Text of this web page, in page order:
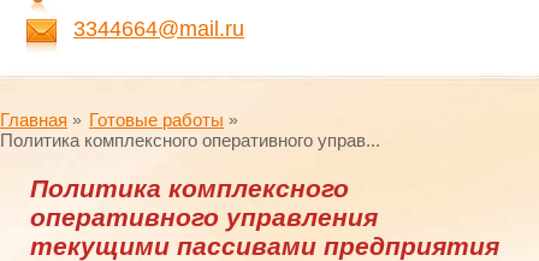
3344664@mail.ru
Главная
Готовые работы
Политика комплексного оперативного управ...
Политика комплексного
оперативного управления
текущими пассивами предприятия